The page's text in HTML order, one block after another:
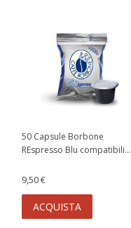
50 Capsule Borbone
REspresso Blu compatibili...
9,50 €
ACQUISTA